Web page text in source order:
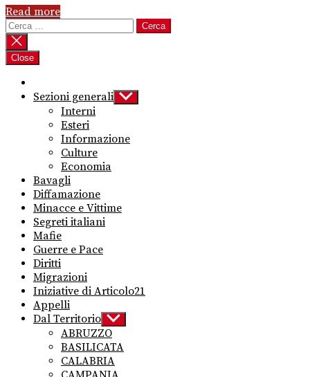
Read more
Ricerca
per:
Close
Sezioni generali Show
sub
Interni
Esteri
Informazione
Culture
Economia
Bavagli
Diffamazione
Minacce e Vittime
Segreti italiani
Mafie
Guerre e Pace
Diritti
Migrazioni
Iniziative di Articolo21
Appelli
Dal Territorio Show
sub
menu
ABRUZZO
BASILICATA
CALABRIA